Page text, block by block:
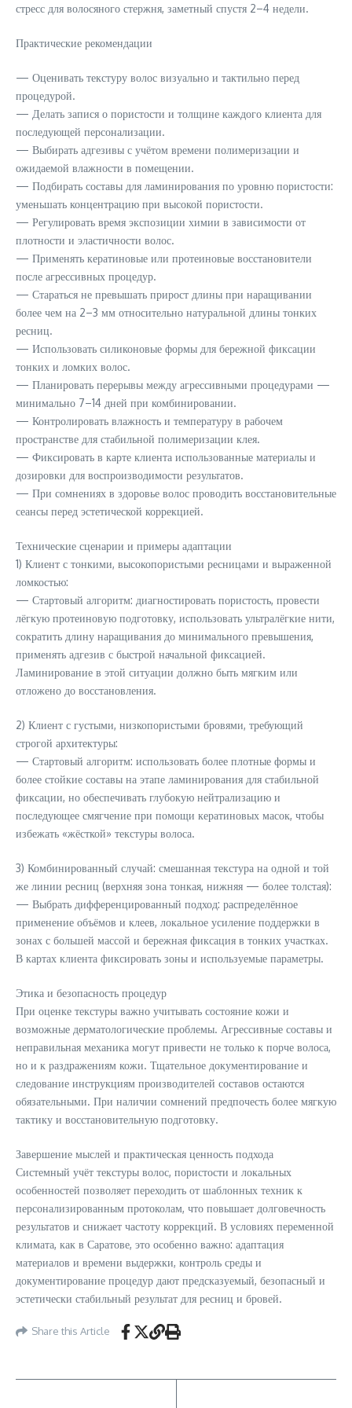
стресс для волосяного стержня, заметный спустя 2–4 недели.
Практические рекомендации
— Оценивать текстуру волос визуально и тактильно перед
процедурой.
— Делать запися о пористости и толщине каждого клиента для
последующей персонализации.
— Выбирать адгезивы с учётом времени полимеризации и
ожидаемой влажности в помещении.
— Подбирать составы для ламинирования по уровню пористости:
уменьшать концентрацию при высокой пористости.
— Регулировать время экспозиции химии в зависимости от
плотности и эластичности волос.
— Применять кератиновые или протеиновые восстановители
после агрессивных процедур.
— Стараться не превышать прирост длины при наращивании
более чем на 2–3 мм относительно натуральной длины тонких
ресниц.
— Использовать силиконовые формы для бережной фиксации
тонких и ломких волос.
— Планировать перерывы между агрессивными процедурами —
минимально 7–14 дней при комбинировании.
— Контролировать влажность и температуру в рабочем
пространстве для стабильной полимеризации клея.
— Фиксировать в карте клиента использованные материалы и
дозировки для воспроизводимости результатов.
— При сомнениях в здоровье волос проводить восстановительные
сеансы перед эстетической коррекцией.
Технические сценарии и примеры адаптации
1) Клиент с тонкими, высокопористыми ресницами и выраженной
ломкостью:
— Стартовый алгоритм: диагностировать пористость, провести
лёгкую протеиновую подготовку, использовать ультралёгкие нити,
сократить длину наращивания до минимального превышения,
применять адгезив с быстрой начальной фиксацией.
Ламинирование в этой ситуации должно быть мягким или
отложено до восстановления.
2) Клиент с густыми, низкопористыми бровями, требующий
строгой архитектуры:
— Стартовый алгоритм: использовать более плотные формы и
более стойкие составы на этапе ламинирования для стабильной
фиксации, но обеспечивать глубокую нейтрализацию и
последующее смягчение при помощи кератиновых масок, чтобы
избежать «жёсткой» текстуры волоса.
3) Комбинированный случай: смешанная текстура на одной и той
же линии ресниц (верхняя зона тонкая, нижняя — более толстая):
— Выбрать дифференцированный подход: распределённое
применение объёмов и клеев, локальное усиление поддержки в
зонах с большей массой и бережная фиксация в тонких участках.
В картах клиента фиксировать зоны и используемые параметры.
Этика и безопасность процедур
При оценке текстуры важно учитывать состояние кожи и
возможные дерматологические проблемы. Агрессивные составы и
неправильная механика могут привести не только к порче волоса,
но и к раздражениям кожи. Тщательное документирование и
следование инструкциям производителей составов остаются
обязательными. При наличии сомнений предпочесть более мягкую
тактику и восстановительную подготовку.
Завершение мыслей и практическая ценность подхода
Системный учёт текстуры волос, пористости и локальных
особенностей позволяет переходить от шаблонных техник к
персонализированным протоколам, что повышает долговечность
результатов и снижает частоту коррекций. В условиях переменной
климата, как в Саратове, это особенно важно: адаптация
материалов и времени выдержки, контроль среды и
документирование процедур дают предсказуемый, безопасный и
эстетически стабильный результат для ресниц и бровей.
Share this Article